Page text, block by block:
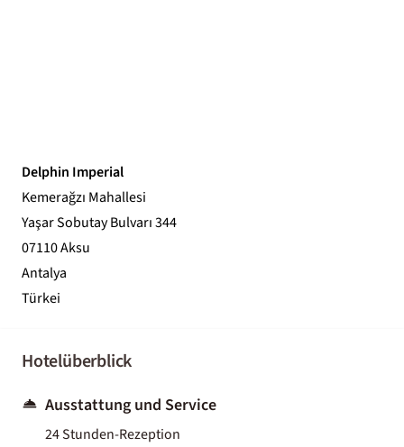
Delphin Imperial
Kemerağzı Mahallesi
Yaşar Sobutay Bulvarı 344
07110 Aksu
Antalya
Türkei
Hotelüberblick
Ausstattung und Service
24 Stunden-Rezeption